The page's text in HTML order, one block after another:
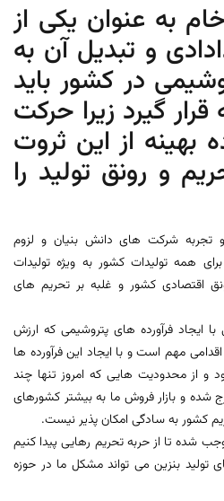
به عنوان یکی از
و تبدیل آن به
در کشور باید
گیرد زیرا حرکت
از این ثروت
و رونق تولید را
تجربه شرکت های دانش بنیان و لزوم
همه تولیدات کشور به ویژه تولیدات
اقتصادی کشور و غلبه بر تحریم های
ایجاد فرآورده های پتروشیمی که ارزش
مهم است و با ایجاد این فرآورده ها
و از محدودیت هایی که امروز تنها چند
شده و بازار فروش ما به بیشتر کشورهای
کشور به سادگی امکان پذیر نیست.
شده تا از حربه تحریم رهایی پیدا کنیم
تولید بنزین می تواند مشکل ما در حوزه